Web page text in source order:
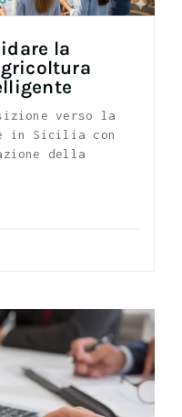
la
verso la
in Sicilia con
della